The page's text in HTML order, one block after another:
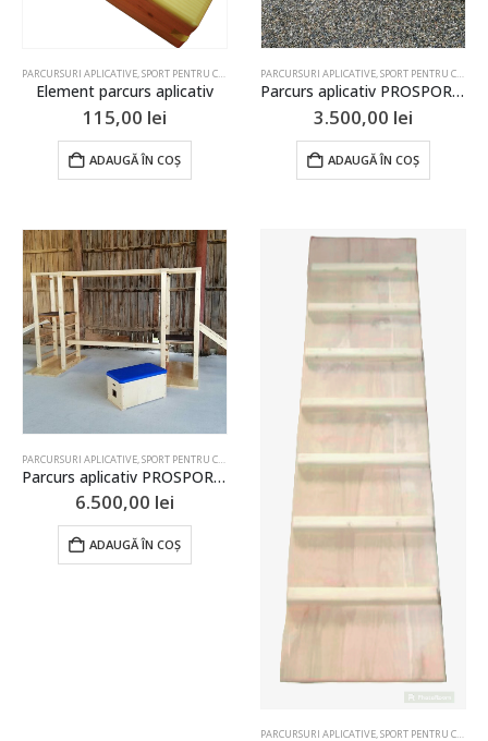
PARCURSURI APLICATIVE,SPORT PENTRU COPII
Element parcurs aplicativ
115,00 lei
ADAUGĂ ÎN COȘ
PARCURSURI APLICATIVE,SPORT PENTRU COPII
Parcurs aplicativ PROSPORT2
3.500,00 lei
ADAUGĂ ÎN COȘ
PARCURSURI APLICATIVE SPORT PENTRU COPII
Parcurs aplicativ PROSPORT1
6.500,00 lei
ADAUGĂ ÎN COȘ
PARCURSURI APLICATIVE,SPORT PENTRU COPII